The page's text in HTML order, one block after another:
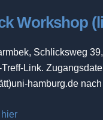
Workshop
Schlicksweg
Link.
hamburg.de nach
hier